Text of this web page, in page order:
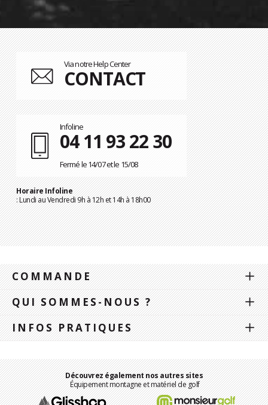
Via notre Help Center
CONTACT
Infoline
04 11 93 22 30
Fermé le 14/07 et le 15/08
Horaire Infoline
: Lundi au Vendredi 9h à 12h et 14h à 18h00
COMMANDE
QUI SOMMES-NOUS ?
INFOS PRATIQUES
Découvrez également nos autres sites
Équipement montagne et matériel de golf